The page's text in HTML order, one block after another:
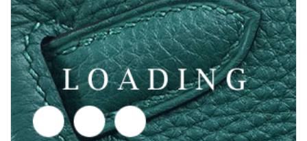
Pris forespørgsel